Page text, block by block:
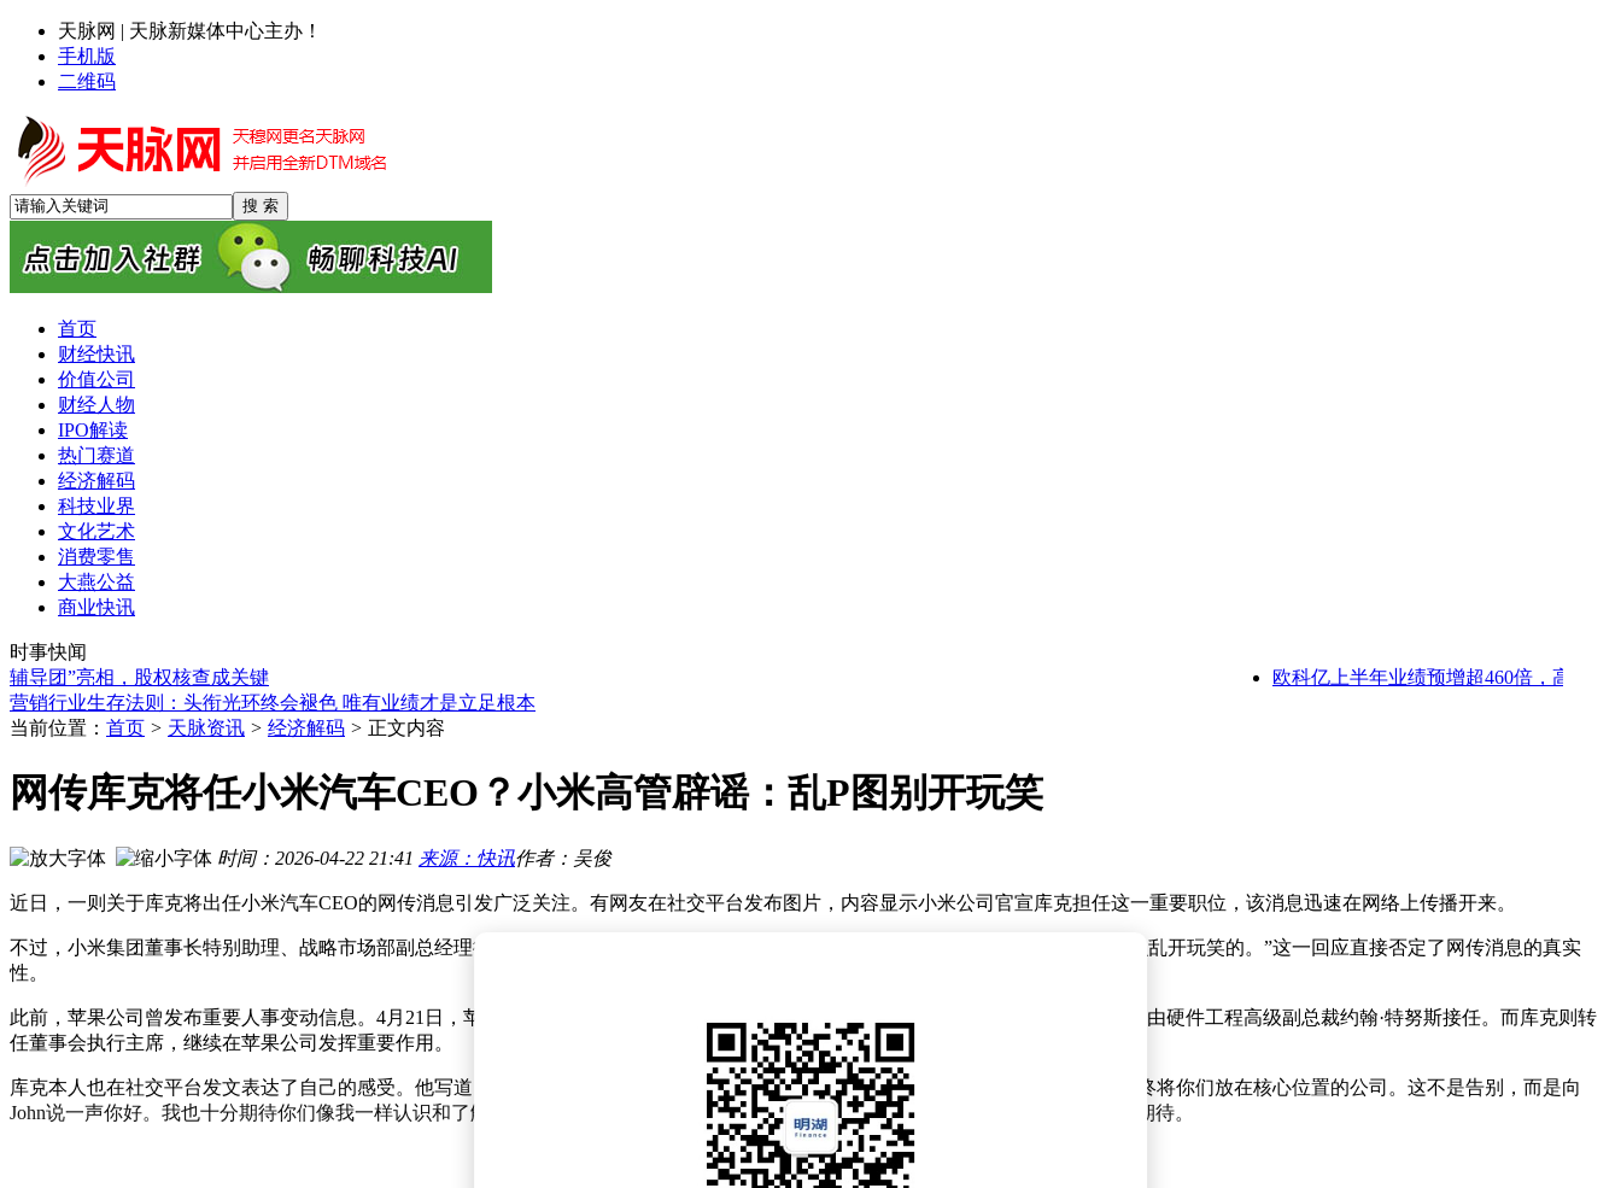
天脉网 | 天脉新媒体中心主办！
手机版
二维码
首页
财经快讯
价值公司
财经人物
IPO解读
热门赛道
经济解码
科技业界
文化艺术
消费零售
大燕公益
商业快讯
时事快闻
”亮相，股权核查成关键
欧科亿上半年业绩预增超460倍，高端刀具需
半亩花田港股IPO招股书失效 负责人称相关工作仍在有序推进
曹德旺胞妹曹芳：从福耀退休到掌舵正力新能，年赚8亿再冲A股IPO
营销行业生存法则：头衔光环终会褪色 唯有业绩才是立足根本
澳优乳业与A-ware强强联合：共绘全球羊乳产业新蓝图新布局
2026世界人工智能大会明日启幕 十大“镇馆之宝”引领AI前沿新风向
极智嘉陈曦谈具身智能：市场需求迫切，技术迭代慢成发展瓶颈
库克微博发图引关注：泡泡玛特团队到访苹果总部 共话合作新篇
半亩花田港股IPO招股书失效 负责人称相关工作仍在有序推进
当前位置： 首页 > 天脉资讯 > 经济解码 > 正文内容
网传库克将任小米汽车CEO？小米高管辟谣：乱P图别开玩笑
时间：2026-04-22 21:41 来源：快讯作者：吴俊
近日，一则关于库克将出任小米汽车CEO的网传消息引发广泛关注。有网友在社交平台发布图片，内容显示小米公司官宣库克担任这一重要职位，该消息迅速在网络上传播开来。
不过，小米集团董事长特别助理、战略市场部副总经理徐洁云很快对此事作出回应。他在社交平台发文称：“乱P图不可取，可不兴这么乱开玩笑的。”这一回应直接否定了网传消息的真实
性。
此前，苹果公司曾发布重要人事变动信息。4月21日，苹果公司正式官宣，现任CEO蒂姆·库克将于2026年9月1日卸任CEO一职，届时将由硬件工程高级副总裁约翰·特努斯接任。而库克则转
任董事会执行主席，继续在苹果公司发挥重要作用。
库克本人也在社交平台发文表达了自己的感受。他写道：“我想要感谢大家给予我的满满关爱，也感谢你们相信我，支持我领导这家始终将你们放在核心位置的公司。这不是告别，而是向
John说一声你好。我也十分期待你们像我一样认识和了解他！”从库克的发文可以看出，他对苹果公司的感情深厚，也对新任CEO充满期待。